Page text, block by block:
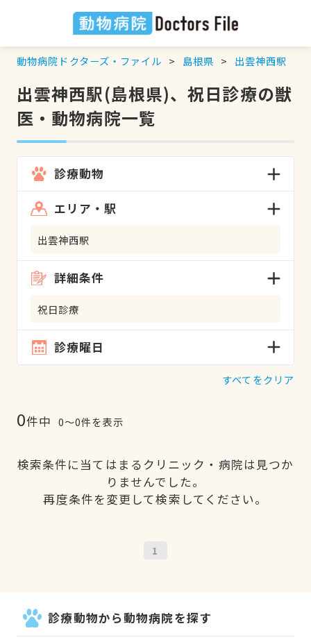
動物病院ドクターズ・ファイル 島根県 出雲神西駅
出雲神西駅(島根県)、祝日診療の獣
医・動物病院一覧
診療動物
エリア・駅
出雲神西駅
詳細条件
祝日診療
診療曜日
すべてをクリア
0件中 0〜0件を表示
検索条件に当てはまるクリニック・病院は見つか
りませんでした。
再度条件を変更して検索してください。
1
診療動物から動物病院を探す